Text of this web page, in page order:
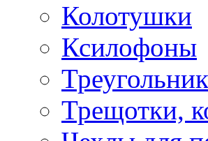
Колотушки
Ксилофоны
Трещотки,